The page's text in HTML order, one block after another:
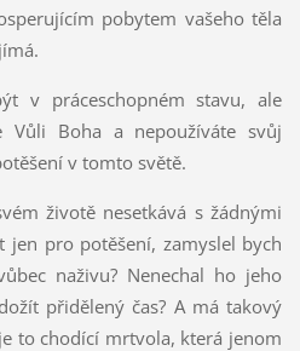
pobytem vašeho těla
v práceschopném stavu, ale
Vůli Boha a nepoužíváte svůj
v tomto světě.
životě nesetkává s žádnými
jen pro potěšení, zamyslel bych
naživu? Nenechal ho jeho
přidělený čas? A má takový
to chodící mrtvola, která jenom